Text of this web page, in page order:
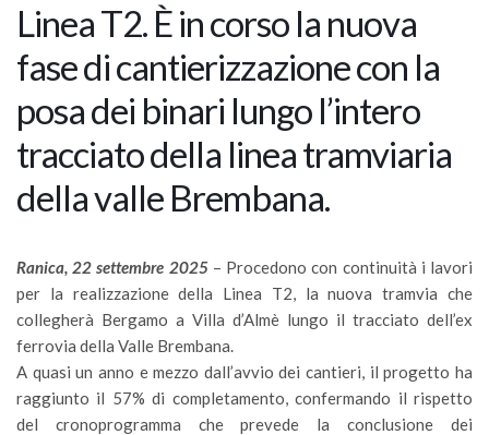
Linea T2. È in corso la nuova
fase di cantierizzazione con la
posa dei binari lungo l’intero
tracciato della linea tramviaria
della valle Brembana.
Ranica, 22 settembre 2025 – Procedono con continuità i lavori
per la realizzazione della Linea T2, la nuova tramvia che
collegherà Bergamo a Villa d’Almè lungo il tracciato dell’ex
ferrovia della Valle Brembana.
A quasi un anno e mezzo dall’avvio dei cantieri, il progetto ha
raggiunto il 57% di completamento, confermando il rispetto
del cronoprogramma che prevede la conclusione dei